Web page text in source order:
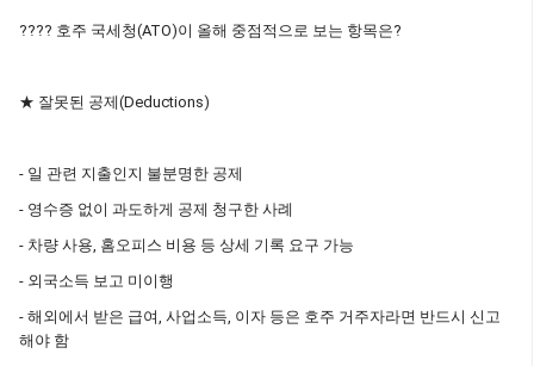
???? 호주 국세청(ATO)이 올해 중점적으로 보는 항목은?
★ 잘못된 공제(Deductions)
- 일 관련 지출인지 불분명한 공제
- 영수증 없이 과도하게 공제 청구한 사례
- 차량 사용, 홈오피스 비용 등 상세 기록 요구 가능
- 외국소득 보고 미이행
- 해외에서 받은 급여, 사업소득, 이자 등은 호주 거주자라면 반드시 신고
해야 함